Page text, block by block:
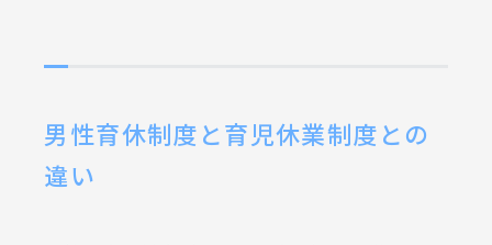
男性育休制度と育児休業制度との
違い